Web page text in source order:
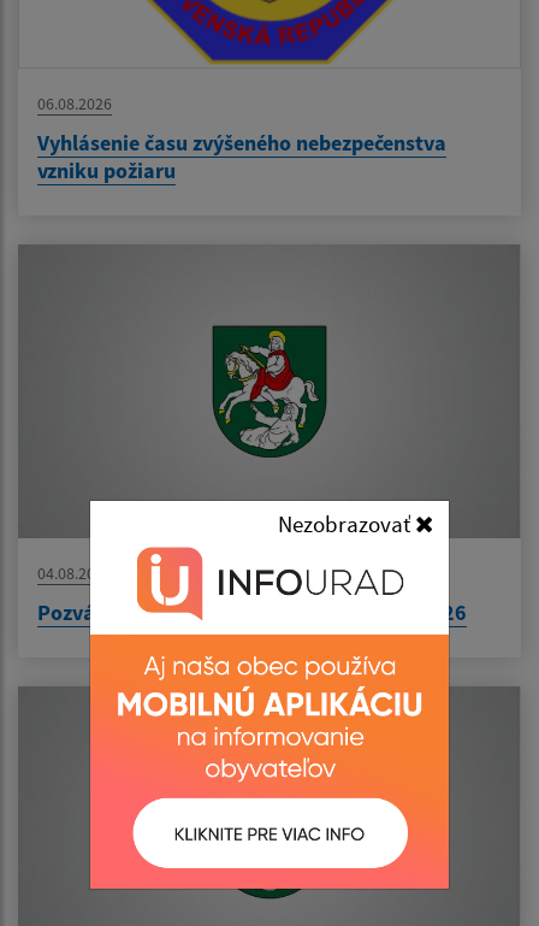
Nezobrazovať
06.08.2026
Vyhlásenie času zvýšeného nebezpečenstva
vzniku požiaru
04.08.2026
Pozvánka na zasadnutie ObZ dňa 10.08.2026